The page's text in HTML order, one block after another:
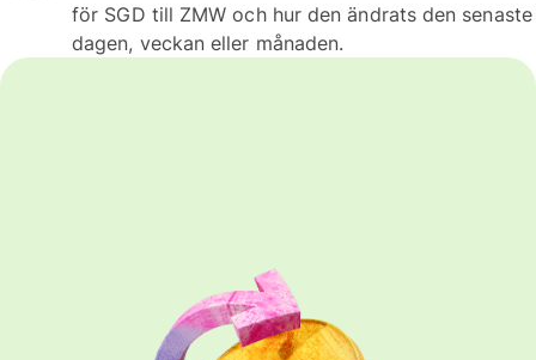
för SGD till ZMW och hur den ändrats den senaste
dagen, veckan eller månaden.